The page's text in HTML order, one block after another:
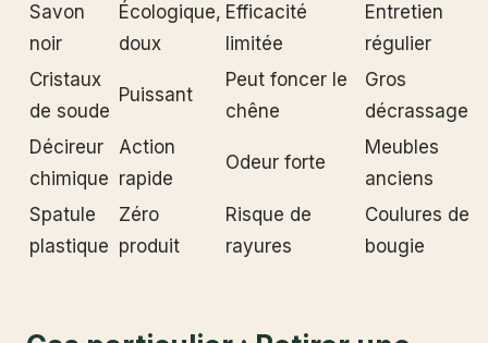
Savon
noir
Écologique,
doux
Efficacité
limitée
Entretien
régulier
Cristaux
de soude
Puissant
Peut foncer le
chêne
Gros
décrassage
Décireur
chimique
Action
rapide
Odeur forte
Meubles
anciens
Spatule
plastique
Zéro
produit
Risque de
rayures
Coulures de
bougie